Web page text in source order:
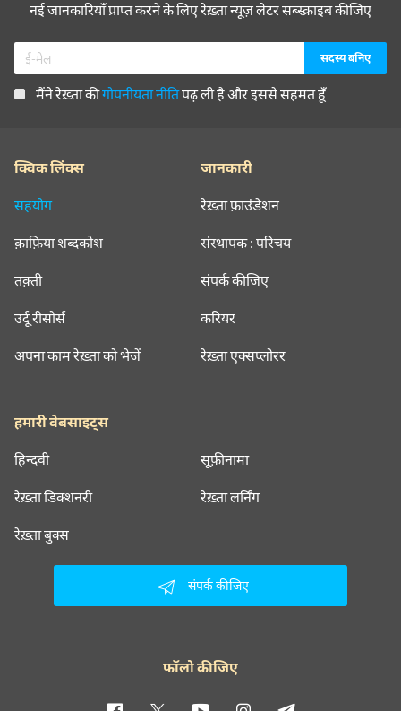
नई जानकारियाँ प्राप्त करने के लिए रेख़्ता न्यूज़ लेटर सब्स्क्राइब कीजिए
मैंने रेख़्ता कीगोपनीयता नीतिपढ़ ली है और इससे सहमत हूँ
क्विक लिंक्स
सहयोग
क़ाफ़िया शब्दकोश
तक़्ती
उर्दू रीसोर्स
अपना काम रेख़्ता को भेजें
जानकारी
रेख़्ता फ़ाउंडेशन
संस्थापक : परिचय
संपर्क कीजिए
करियर
रेख़्ता एक्सप्लोरर
हमारी वेबसाइट्स
हिन्दवी सूफ़ीनामा
रेख़्ता डिक्शनरी रेख़्ता लर्निंग
रेख़्ता बुक्स
संपर्क कीजिए
फॉलो कीजिए